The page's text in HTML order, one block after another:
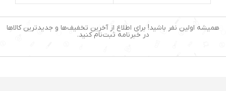
لغزش ️• دارای عملکرد اسموتی
ایمنی • مناسب برای یخ و میوه
های یخ زده • دارای پارچ بسیار
مقاوم در برابر حرارت و نشکن •
دارای 1 عدد پارچ اسموتی 0.5
قابلیت شستشوی لوازم
جانبی در ماشین ظرفشویی:
جنس تیغه: استیل ضدزنگ
همیشه اولین نفر باشید! برای اطلاع از آخرین تخفیف‌ها و جدیدترین کالاها
در خبرنامه ثبت‌نام کنید.